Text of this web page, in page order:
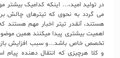
در تولید امید،... اینکه کدامیک
می گردد به نحوی که تیترهای چالش
هستند، آنقدر تیتر اخبار مهم هستند
اهمیت بیشتری پیدا میکنند همین
تخصص خاص باشد...و سبب افزایش
و کلا هرچیزی که انتقال دهنده